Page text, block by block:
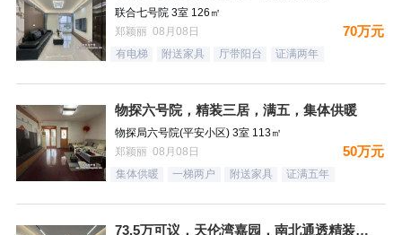
联合七号院 3室 126㎡
郑颖丽 08月08日
70万元
有电梯 附送家具 厅带阳台 证满两年
物探六号院，精装三居，满五，集体供暖
物探局六号院(平安小区) 3室 113㎡
郑颖丽 08月08日
50万元
集体供暖 一梯两户 附送家具 证满五年
73.5万可议，天伦湾嘉园，南北通透精装未住，样板间南北三居